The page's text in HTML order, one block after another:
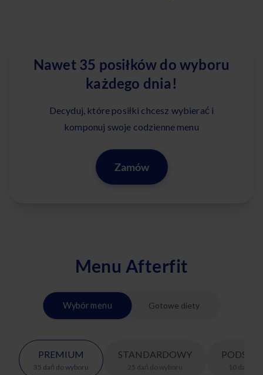
Nawet 35 posiłków do wyboru
każdego dnia!
Decyduj, które posiłki chcesz wybierać i
komponuj swoje codzienne menu
Zamów
Menu Afterfit
Wybór menu Gotowe diety
PREMIUM
35 dań do wyboru
STANDARDOWY
25 dań do wyboru 10 dań